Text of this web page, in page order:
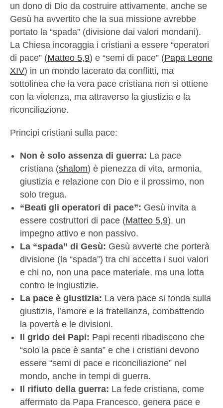
un dono di Dio da costruire attivamente, anche se
Gesù ha avvertito che la sua missione avrebbe
portato la “spada” (divisione dai valori mondani).
La Chiesa incoraggia i cristiani a essere “operatori
di pace” (Matteo 5,9) e “semi di pace” (Papa Leone
XIV) in un mondo lacerato da conflitti, ma
sottolinea che la vera pace cristiana non si ottiene
con la violenza, ma attraverso la giustizia e la
riconciliazione.
Principi cristiani sulla pace:
Non è solo assenza di guerra: La pace
cristiana (shalom) è pienezza di vita, armonia,
giustizia e relazione con Dio e il prossimo, non
solo tregua.
“Beati gli operatori di pace”: Gesù invita a
essere costruttori di pace (Matteo 5,9), un
impegno attivo e non passivo.
La “spada” di Gesù: Gesù avverte che porterà
divisione (la “spada”) tra chi accetta i suoi valori
e chi no, non una pace materiale, ma una lotta
contro le ingiustizie.
La pace è giustizia: La vera pace si fonda sulla
giustizia, l’amore e la fratellanza, combattendo
la povertà e le divisioni.
Il grido dei Papi: Papi recenti ribadiscono che
“solo la pace è santa” e che i cristiani devono
essere “semi di pace e riconciliazione” nel
mondo, anche in tempi di guerra.
Il rifiuto della guerra: La fede cristiana, come
affermato da Papa Francesco, genera pace e